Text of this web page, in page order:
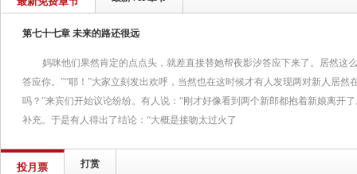
第七十七章 未来的路还很远
妈咪他们果然肯定的点点头，就差直接替她帮夜影汐答应下来了。居然这
答应你。”“耶！”大家立刻发出欢呼，当然也在这时候才有人发现两对新人居
吗？”来宾们开始议论纷纷。有人说：“刚才好像看到两个新郎都抱着新娘离开
补充。于是有人得出了结论：“大概是接吻太过火了
投月票 打赏